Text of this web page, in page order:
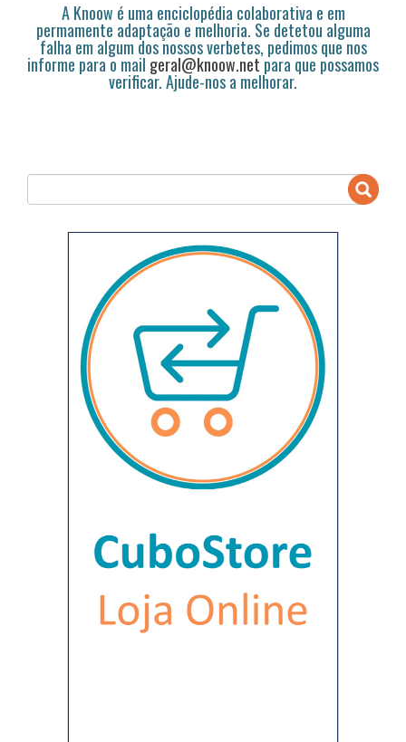
A Knoow é uma enciclopédia colaborativa e em
permamente adaptação e melhoria. Se detetou alguma
falha em algum dos nossos verbetes, pedimos que nos
informe para o mail geral@knoow.netpara que possamos
verificar. Ajude-nos a melhorar.